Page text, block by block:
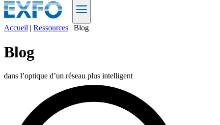
Produits
Soutien
Ressources
Accueil | Ressources | Blog
Blog
dans l’optique d’un réseau plus intelligent